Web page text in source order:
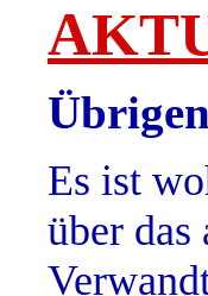
Es ist
über